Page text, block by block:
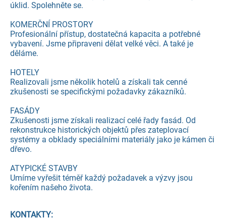
úklid. Spolehněte se.
KOMERČNÍ PROSTORY
Profesionální přístup, dostatečná kapacita a potřebné
vybavení. Jsme připraveni dělat velké věci. A také je
děláme.
HOTELY
Realizovali jsme několik hotelů a získali tak cenné
zkušenosti se specifickými požadavky zákazníků.
FASÁDY
Zkušenosti jsme získali realizací celé řady fasád. Od
rekonstrukce historických objektů přes zateplovací
systémy a obklady speciálními materiály jako je kámen či
dřevo.
ATYPICKÉ STAVBY
Umíme vyřešit téměř každý požadavek a výzvy jsou
kořením našeho života.
KONTAKTY: